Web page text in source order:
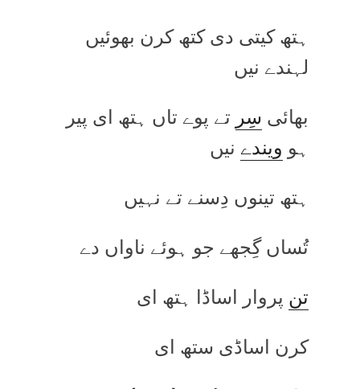
ہتھ کیتی دی کتھ کرن بھوئیں
لہندے نیں
بھائی سِر تے پوے تاں ہتھ ای پیر
ہو ویندے نیں
ہتھ تینوں دِسنے تے نہیں
تُساں گِجھے جو ہوئے ناواں دے
تن پروار اساڈا ہتھ ای
کرن اساڈی ستھ ای